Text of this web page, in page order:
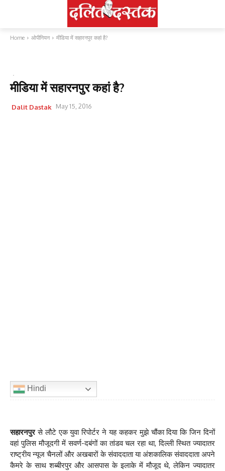
Home ओपीनियन मीडिया में सहारनपुर कहां है?
मीडिया में सहारनपुर कहां है?
Dalit Dastak May 15, 2016
Hindi
सहारनपुरसे लौटे एक युवा रिपोर्टर ने यह कहकर मुझे चौंका दिया कि जिन दिनों
वहां पुलिस मौजूदगी में सवर्ण-दबंगों का तांडव चल रहा था, दिल्ली स्थित ज्यादातर
राष्ट्रीय न्यूज चैनलों और अखबारों के संवाददाता या अंशकालिक संवाददाता अपने
कैमरे के साथ शब्बीरपुर और आसपास के इलाके में मौजूद थे, लेकिन ज्यादातर